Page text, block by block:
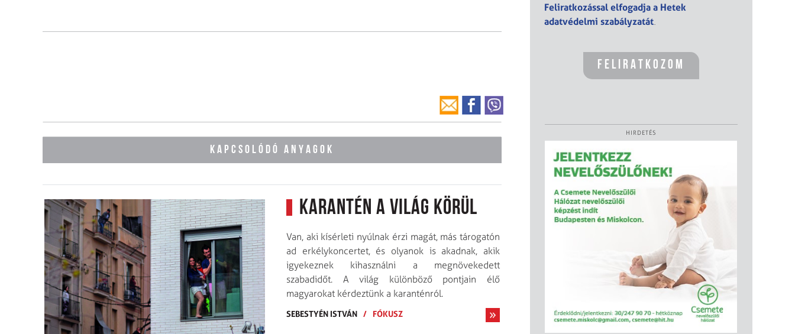
KAPCSOLÓDÓ ANYAGOK
Karantén a világ körül
Van, aki kísérleti nyúlnak érzi magát, más tárogatón
ad erkélykoncertet, és olyanok is akadnak, akik
igyekeznek kihasználni a megnövekedett
szabadidőt. A világ különböző pontjain élő
magyarokat kérdeztünk a karanténról.
SEBESTYÉN ISTVÁN / FÓKUSZ
Feliratkozással elfogadja a Hetek
adatvédelmi szabályzatát.
HIRDETÉS